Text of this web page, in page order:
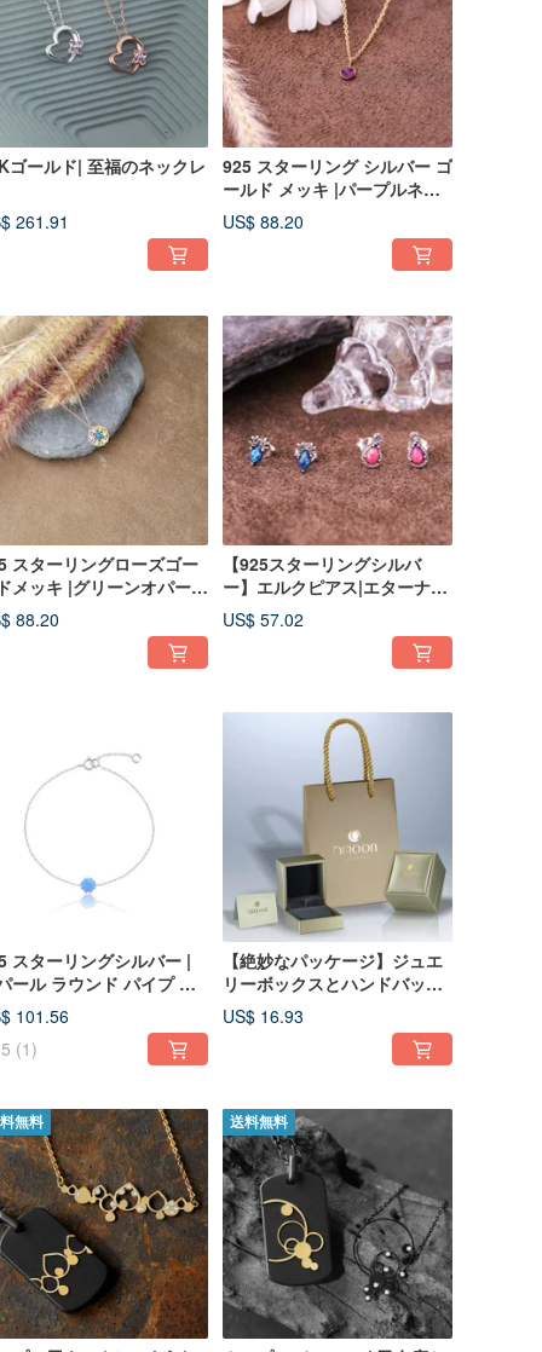
ゴールド| 至福のネックレ
261.91
925 スターリング シルバー ゴ
ールド メッキ |パープルネッ
クレス
US$ 88.20
スターリングローズゴー
メッキ |グリーンオパール
クレス
88.20
【925スターリングシルバ
ー】エルクピアス|エターナル
ピアス
US$ 57.02
スターリングシルバー |
ール ラウンド パイプ ブ
レット
101.56
5 (1)
【絶妙なパッケージ】ジュエ
リーボックスとハンドバッグ
それぞれ|àmoonスペシャル
パッケージ
US$ 16.93
無料 送料無料